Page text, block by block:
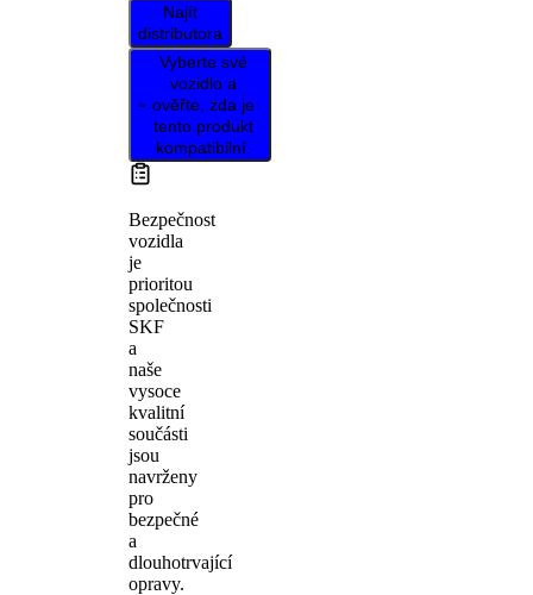
Najít
distributora
Vyberte své
vozidlo a
ověřte, zda je
tento produkt
kompatibilní.
Bezpečnost
vozidla
je
prioritou
společnosti
SKF
a
naše
vysoce
kvalitní
součásti
jsou
navrženy
pro
bezpečné
a
dlouhotrvající
opravy.